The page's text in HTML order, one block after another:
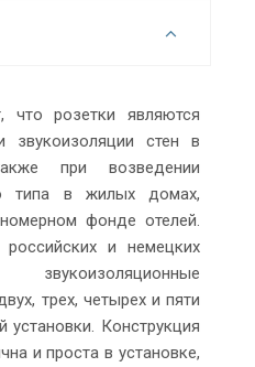
розетки являются
звукоизоляции стен в
при возведении
типа в жилых домах,
фонде отелей.
и немецких
трех, четырех и пяти
Конструкция
и проста в установке,